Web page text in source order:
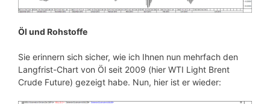
Öl und Rohstoffe
Sie erinnern sich sicher, wie ich Ihnen nun mehrfach den
Langfrist-Chart von Öl seit 2009 (hier WTI Light Brent
Crude Future) gezeigt habe. Nun, hier ist er wieder: